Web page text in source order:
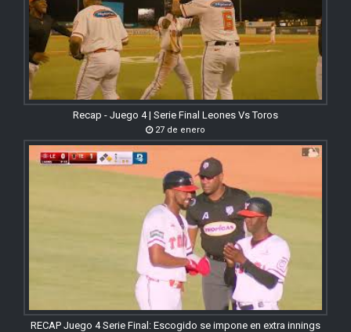
Recap - Juego 4 | Serie Final Leones Vs Toros
27 de enero
RECAP Juego 4 Serie Final: Escogido se impone en extra innings